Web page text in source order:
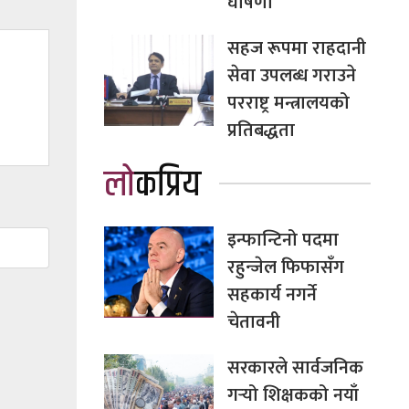
सहज रूपमा राहदानी
सेवा उपलब्ध गराउने
परराष्ट्र मन्त्रालयको
प्रतिबद्धता
लोकप्रिय
इन्फान्टिनो पदमा
रहुन्जेल फिफासँग
सहकार्य नगर्ने
चेतावनी
सरकारले सार्वजनिक
गर्‍यो शिक्षकको नयाँ